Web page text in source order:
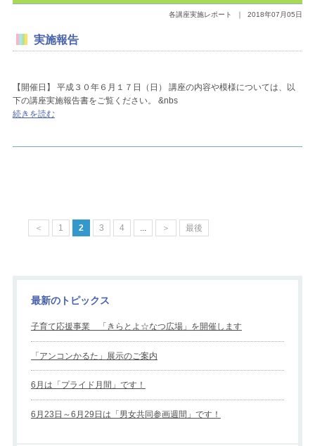
各講座実施レポート ｜ 2018年07月05日
実施報告
【開催日】 平成３０年６月１７日（日） 講座の内容や模様については、以
下の講座実施報告書をご覧ください。 &nbs
続きを読む
＜ 1 2 3 4 ＞ 最後
最新のトピックス
子育て応援事業 「きらとよ☆なつ広場」を開催します
「アンコンかるた」展示のご案内
6月は「プライド月間」です！
6月23日～6月29日は「男女共同参画週間」です！